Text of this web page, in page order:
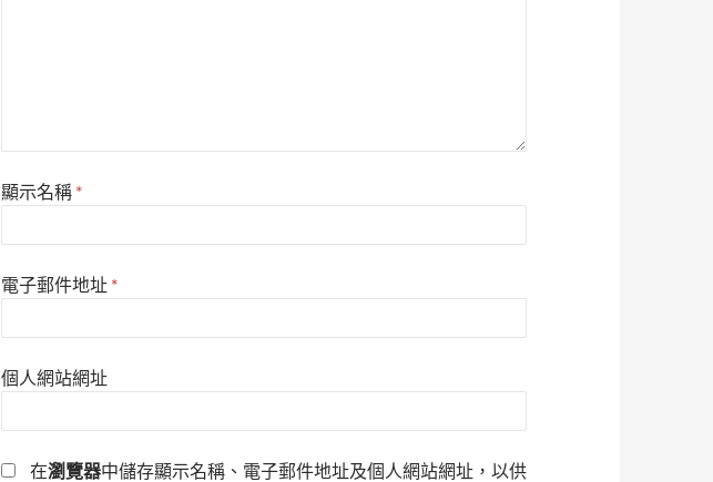
顯示名稱 *
電子郵件地址 *
個人網站網址
在瀏覽器中儲存顯示名稱、電子郵件地址及個人網站網址，以供